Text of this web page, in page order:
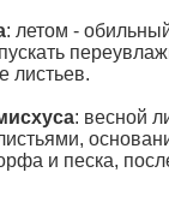
: летом -
листьев.
: весной
и песка,